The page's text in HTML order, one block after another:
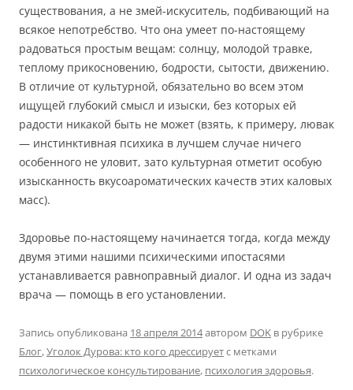
существования, а не змей-искуситель, подбивающий на
всякое непотребство. Что она умеет по-настоящему
радоваться простым вещам: солнцу, молодой травке,
теплому прикосновению, бодрости, сытости, движению.
В отличие от культурной, обязательно во всем этом
ищущей глубокий смысл и изыски, без которых ей
радости никакой быть не может (взять, к примеру, лювак
— инстинктивная психика в лучшем случае ничего
особенного не уловит, зато культурная отметит особую
изысканность вкусоароматических качеств этих каловых
масс).
Здоровье по-настоящему начинается тогда, когда между
двумя этими нашими психическими ипостасями
устанавливается равноправный диалог. И одна из задач
врача — помощь в его установлении.
Запись опубликована 18 апреля 2014автором DOK в рубрике
Блог,Уголок Дурова: кто кого дрессируетс метками
психологическое консультирование, психология здоровья.